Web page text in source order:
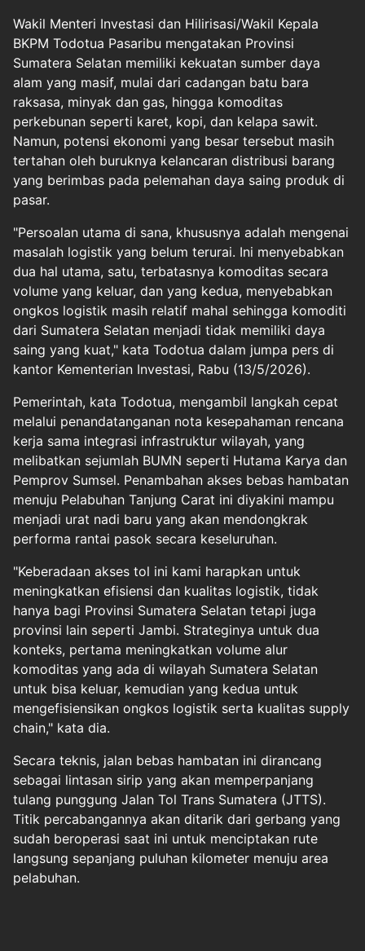
Wakil Menteri Investasi dan Hilirisasi/Wakil Kepala
BKPM Todotua Pasaribu mengatakan Provinsi
Sumatera Selatan memiliki kekuatan sumber daya
alam yang masif, mulai dari cadangan batu bara
raksasa, minyak dan gas, hingga komoditas
perkebunan seperti karet, kopi, dan kelapa sawit.
Namun, potensi ekonomi yang besar tersebut masih
tertahan oleh buruknya kelancaran distribusi barang
yang berimbas pada pelemahan daya saing produk di
pasar.
"Persoalan utama di sana, khususnya adalah mengenai
masalah logistik yang belum terurai. Ini menyebabkan
dua hal utama, satu, terbatasnya komoditas secara
volume yang keluar, dan yang kedua, menyebabkan
ongkos logistik masih relatif mahal sehingga komoditi
dari Sumatera Selatan menjadi tidak memiliki daya
saing yang kuat," kata Todotua dalam jumpa pers di
kantor Kementerian Investasi, Rabu (13/5/2026).
Pemerintah, kata Todotua, mengambil langkah cepat
melalui penandatanganan nota kesepahaman rencana
kerja sama integrasi infrastruktur wilayah, yang
melibatkan sejumlah BUMN seperti Hutama Karya dan
Pemprov Sumsel. Penambahan akses bebas hambatan
menuju Pelabuhan Tanjung Carat ini diyakini mampu
menjadi urat nadi baru yang akan mendongkrak
performa rantai pasok secara keseluruhan.
"Keberadaan akses tol ini kami harapkan untuk
meningkatkan efisiensi dan kualitas logistik, tidak
hanya bagi Provinsi Sumatera Selatan tetapi juga
provinsi lain seperti Jambi. Strateginya untuk dua
konteks, pertama meningkatkan volume alur
komoditas yang ada di wilayah Sumatera Selatan
untuk bisa keluar, kemudian yang kedua untuk
mengefisiensikan ongkos logistik serta kualitas supply
chain," kata dia.
Secara teknis, jalan bebas hambatan ini dirancang
sebagai lintasan sirip yang akan memperpanjang
tulang punggung Jalan Tol Trans Sumatera (JTTS).
Titik percabangannya akan ditarik dari gerbang yang
sudah beroperasi saat ini untuk menciptakan rute
langsung sepanjang puluhan kilometer menuju area
pelabuhan.